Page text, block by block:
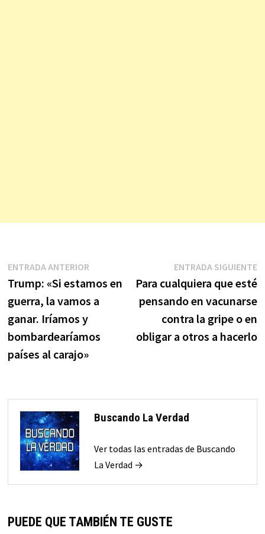
Navegación
de
entradas
ENTRADA ANTERIOREntrada
anterior:
Trump: «Si estamos en
guerra, la vamos a
ganar. Iríamos y
bombardearíamos
países al carajo»
ENTRADA SIGUIENTE
Para cualquiera que esté
pensando en vacunarse
contra la gripe o en
obligar a otros a hacerlo
Buscando La Verdad
Ver todas las entradas de Buscando
La Verdad →
PUEDE QUE TAMBIÉN TE GUSTE